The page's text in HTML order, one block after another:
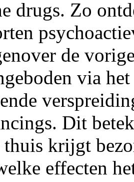
drugs. Zo
de
via
Dit
thuis krijgt
effecten